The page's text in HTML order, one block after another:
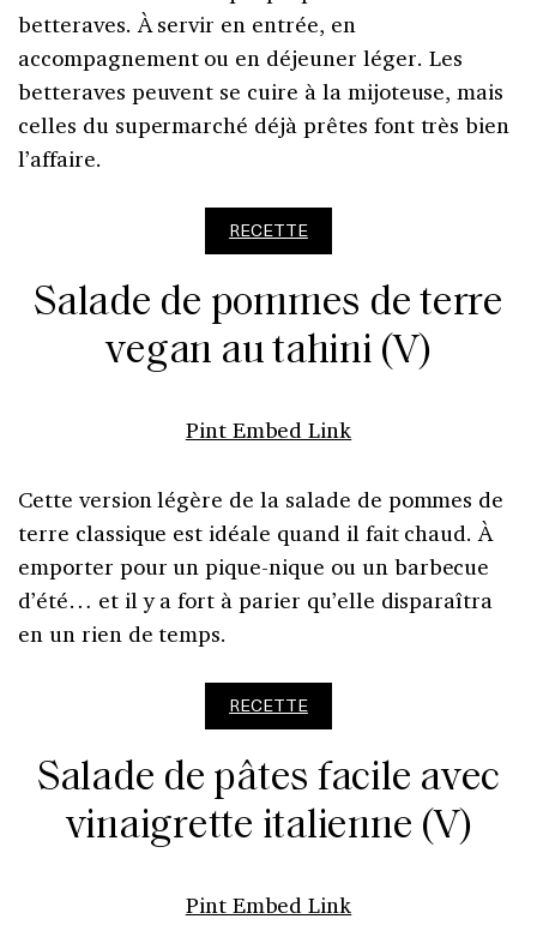
betteraves. À servir en entrée, en
accompagnement ou en déjeuner léger. Les
betteraves peuvent se cuire à la mijoteuse, mais
celles du supermarché déjà prêtes font très bien
l’affaire.
RECETTE
Salade de pommes de terre
vegan au tahini (V)
Pint Embed Link
Cette version légère de la salade de pommes de
terre classique est idéale quand il fait chaud. À
emporter pour un pique-nique ou un barbecue
d’été… et il y a fort à parier qu’elle disparaîtra
en un rien de temps.
RECETTE
Salade de pâtes facile avec
vinaigrette italienne (V)
Pint Embed Link